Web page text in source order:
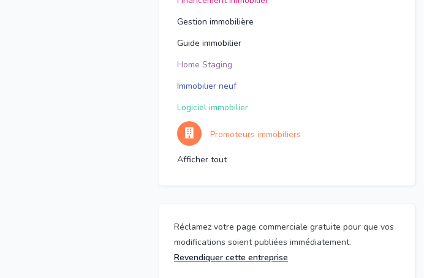
Gestion immobilière
Guide immobilier
Home Staging
Immobilier neuf
Logiciel immobilier
Promoteurs immobiliers
Afficher tout
Réclamez votre page commerciale gratuite pour que vos
modifications soient publiées immédiatement.
Revendiquer cette entreprise